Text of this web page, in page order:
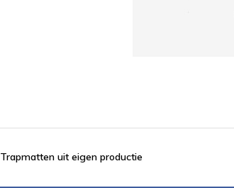
Trapmatten uit eigen productie